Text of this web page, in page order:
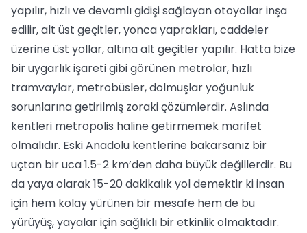
yapılır, hızlı ve devamlı gidişi sağlayan otoyollar inşa
edilir, alt üst geçitler, yonca yaprakları, caddeler
üzerine üst yollar, altına alt geçitler yapılır. Hatta bize
bir uygarlık işareti gibi görünen metrolar, hızlı
tramvaylar, metrobüsler, dolmuşlar yoğunluk
sorunlarına getirilmiş zoraki çözümlerdir. Aslında
kentleri metropolis haline getirmemek marifet
olmalıdır. Eski Anadolu kentlerine bakarsanız bir
uçtan bir uca 1.5-2 km’den daha büyük değillerdir. Bu
da yaya olarak 15-20 dakikalık yol demektir ki insan
için hem kolay yürünen bir mesafe hem de bu
yürüyüş, yayalar için sağlıklı bir etkinlik olmaktadır.